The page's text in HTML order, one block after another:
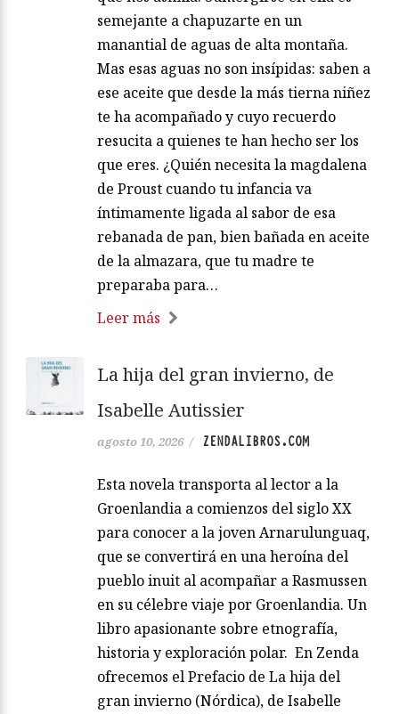
semejante a chapuzarte en un
manantial de aguas de alta montaña.
Mas esas aguas no son insípidas: saben a
ese aceite que desde la más tierna niñez
te ha acompañado y cuyo recuerdo
resucita a quienes te han hecho ser los
que eres. ¿Quién necesita la magdalena
de Proust cuando tu infancia va
íntimamente ligada al sabor de esa
rebanada de pan, bien bañada en aceite
de la almazara, que tu madre te
preparaba para…
Leer más
La hija del gran invierno, de
Isabelle Autissier
agosto 10, 2026 / ZENDALIBROS.COM
Esta novela transporta al lector a la
Groenlandia a comienzos del siglo XX
para conocer a la joven Arnarulunguaq,
que se convertirá en una heroína del
pueblo inuit al acompañar a Rasmussen
en su célebre viaje por Groenlandia. Un
libro apasionante sobre etnografía,
historia y exploración polar. En Zenda
ofrecemos el Prefacio de La hija del
gran invierno (Nórdica), de Isabelle